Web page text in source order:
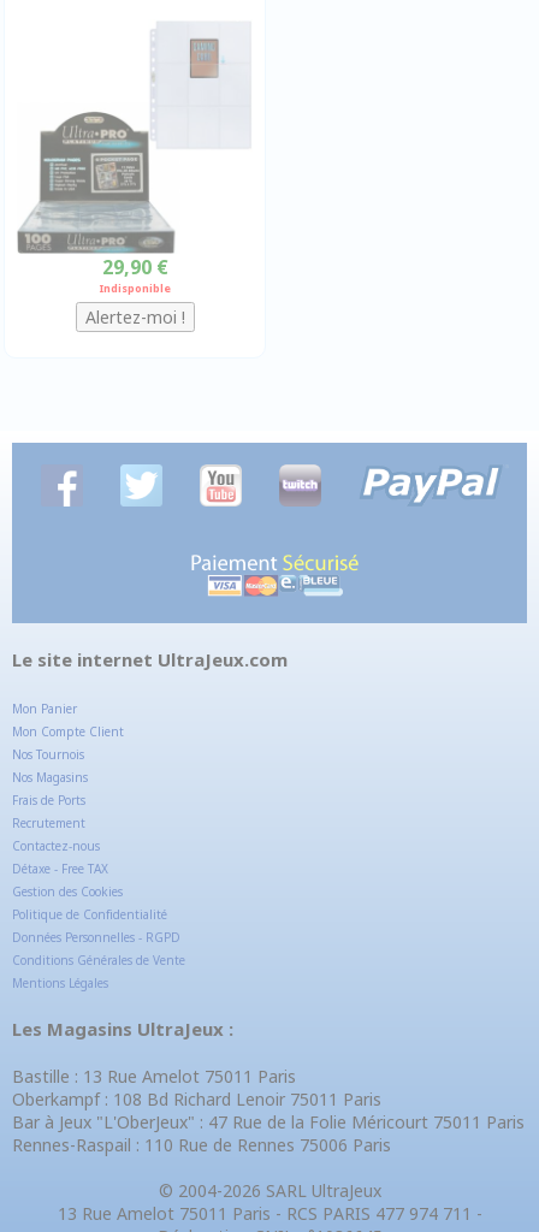
29,90 €
Indisponible
Le site internet UltraJeux.com
Mon Panier
Mon Compte Client
Nos Tournois
Nos Magasins
Frais de Ports
Recrutement
Contactez-nous
Détaxe - Free TAX
Gestion des Cookies
Politique de Confidentialité
Données Personnelles - RGPD
Conditions Générales de Vente
Mentions Légales
Les Magasins UltraJeux :
Bastille : 13 Rue Amelot 75011 Paris
Oberkampf : 108 Bd Richard Lenoir 75011 Paris
Bar à Jeux "L'OberJeux" : 47 Rue de la Folie Méricourt 75011 Paris
Rennes-Raspail : 110 Rue de Rennes 75006 Paris
© 2004-2026 SARL UltraJeux
13 Rue Amelot 75011 Paris - RCS PARIS 477 974 711 -